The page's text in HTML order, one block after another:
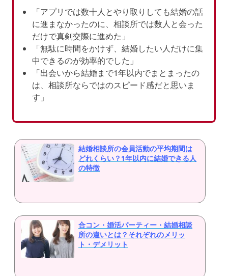
「アプリでは数十人とやり取りしても結婚の話
に進まなかったのに、相談所では数人と会った
だけで真剣交際に進めた」
「無駄に時間をかけず、結婚したい人だけに集
中できるのが効率的でした」
「出会いから結婚まで1年以内でまとまったの
は、相談所ならではのスピード感だと思いま
す」
結婚相談所の会員活動の平均期間は
どれくらい？1年以内に結婚できる人
の特徴
合コン・婚活パーティー・結婚相談
所の違いとは？それぞれのメリッ
ト・デメリット